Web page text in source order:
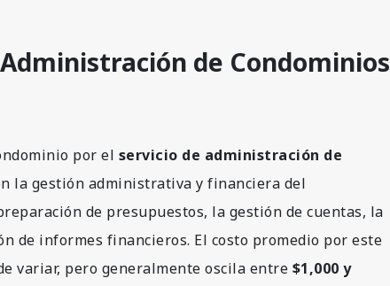
de Condominios
por el servicio de administración de
la gestión administrativa y financiera del
de presupuestos, la gestión de cuentas, la
de informes financieros. El costo promedio por este
variar, pero generalmente oscila entre $1,000 y